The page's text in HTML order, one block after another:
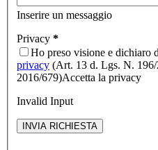
Inserire un messaggio
Privacy *
Ho preso visione e dichiaro
privacy (Art. 13 d. Lgs. N.
2016/679)Accetta la privacy
Invalid Input